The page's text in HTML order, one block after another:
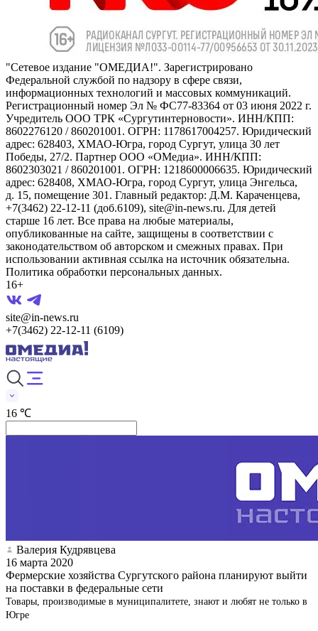
"Сетевое издание "ОМЕДИА!". Зарегистрировано
Федеральной службой по надзору в сфере связи,
информационных технологий и массовых коммуникаций.
Регистрационный номер Эл № ФС77-83364 от 03 июня 2022 г.
Учредитель ООО ТРК «Сургутинтерновости». ИНН/КПП:
8602276120 / 860201001. ОГРН: 1178617004257. Юридический
адрес: 628403, ХМАО-Югра, город Сургут, улица 30 лет
Победы, 27/2. Партнер ООО «ОМедиа». ИНН/КПП:
8602303021 / 860201001. ОГРН: 1218600006635. Юридический
адрес: 628408, ХМАО-Югра, город Сургут, улица Энгельса,
д. 15, помещение 301. Главный редактор: Д.М. Караченцева,
+7(3462) 22-12-11 (доб.6109), site@in-news.ru. Для детей
старше 16 лет. Все права на любые материалы,
опубликованные на сайте, защищены в соответствии с
законодательством об авторском и смежных правах. При
использовании активная ссылка на источник обязательна.
Политика обработки персональных данных.
16+
site@in-news.ru
+7(3462) 22-12-11 (6109)
16 ℃
Валерия Кудрявцева
16 марта 2020
Фермерские хозяйства Сургутского района планируют выйти
на поставки в федеральные сети
Товары, производимые в муниципалитете, знают и любят не только в
Югре